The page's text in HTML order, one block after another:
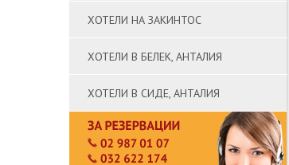
ХОТЕЛИ НА ЗАКИНТОС
ХОТЕЛИ В БЕЛЕК, АНТАЛИЯ
ХОТЕЛИ В СИДЕ, АНТАЛИЯ